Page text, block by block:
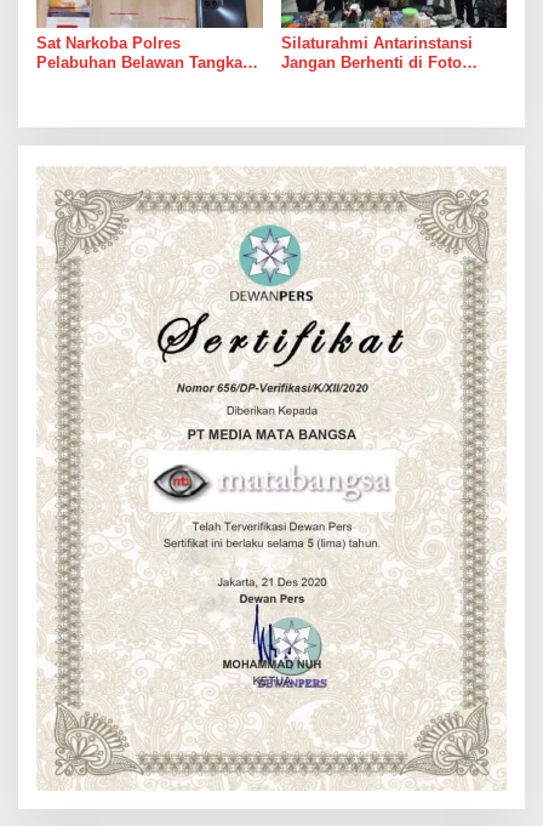
Sat Narkoba Polres
Pelabuhan Belawan Tangkap
Silaturahmi Antarinstansi
Jangan Berhenti di Foto